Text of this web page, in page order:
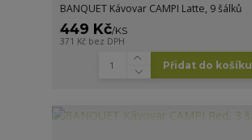
BANQUET Kávovar CAMPI Latte, 9 šálků
449 Kč/KS
371 Kč bez DPH
Přidat do košíku